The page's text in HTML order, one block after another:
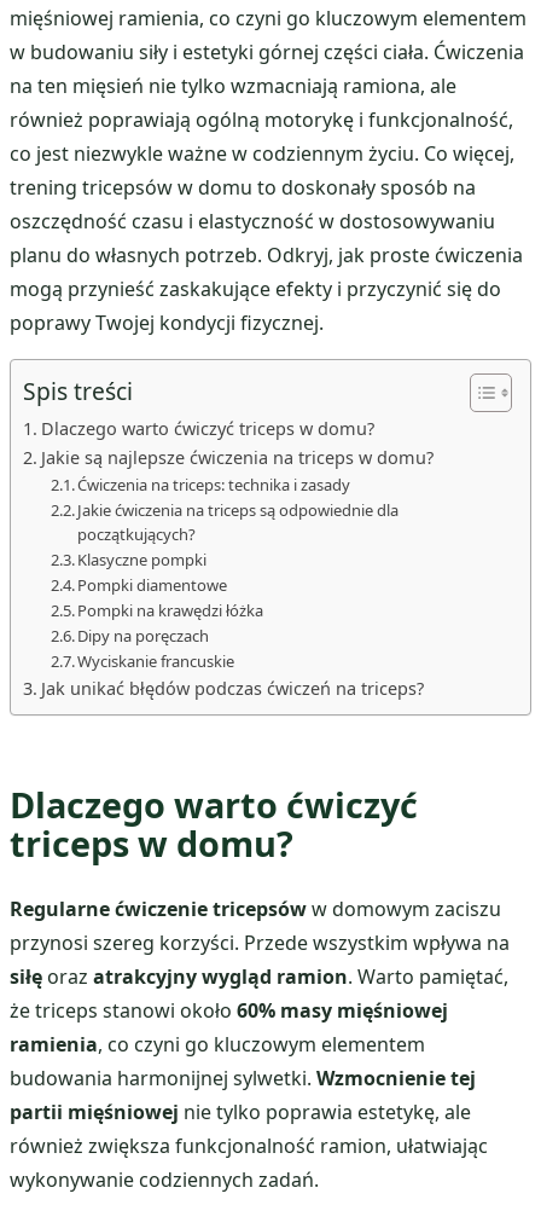
mięśniowej ramienia, co czyni go kluczowym elementem
w budowaniu siły i estetyki górnej części ciała. Ćwiczenia
na ten mięsień nie tylko wzmacniają ramiona, ale
również poprawiają ogólną motorykę i funkcjonalność,
co jest niezwykle ważne w codziennym życiu. Co więcej,
trening tricepsów w domu to doskonały sposób na
oszczędność czasu i elastyczność w dostosowywaniu
planu do własnych potrzeb. Odkryj, jak proste ćwiczenia
mogą przynieść zaskakujące efekty i przyczynić się do
poprawy Twojej kondycji fizycznej.
Spis treści
Dlaczego warto ćwiczyć triceps w domu?
Jakie są najlepsze ćwiczenia na triceps w domu?
Ćwiczenia na triceps: technika i zasady
Jakie ćwiczenia na triceps są odpowiednie dla
początkujących?
Klasyczne pompki
Pompki diamentowe
Pompki na krawędzi łóżka
Dipy na poręczach
Wyciskanie francuskie
Jak unikać błędów podczas ćwiczeń na triceps?
Dlaczego warto ćwiczyć
triceps w domu?
Regularne ćwiczenie tricepsóww domowym zaciszu
przynosi szereg korzyści. Przede wszystkim wpływa na
siłę oraz atrakcyjny wygląd ramion. Warto pamiętać,
że triceps stanowi około 60% masy mięśniowej
ramienia, co czyni go kluczowym elementem
budowania harmonijnej sylwetki. Wzmocnienie tej
partii mięśniowej nie tylko poprawia estetykę, ale
również zwiększa funkcjonalność ramion, ułatwiając
wykonywanie codziennych zadań.